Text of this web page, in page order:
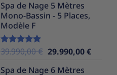
initial
était :
Spa de Nage 5 Mètres
Mono-Bassin - 5 Places,
Modèle F
Note5.00
39.990,00€ Le
initial
29.990,00€Le
Spa de Nage 6 Mètres